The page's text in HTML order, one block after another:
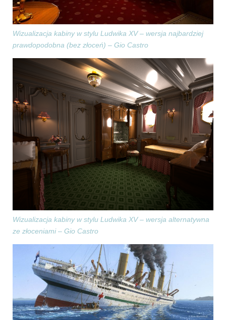
Wizualizacja kabiny w stylu Ludwika XV – wersja najbardziej
prawdopodobna (bez złoceń) – Gio Castro
Wizualizacja kabiny w stylu Ludwika XV – wersja alternatywna
ze złoceniami – Gio Castro